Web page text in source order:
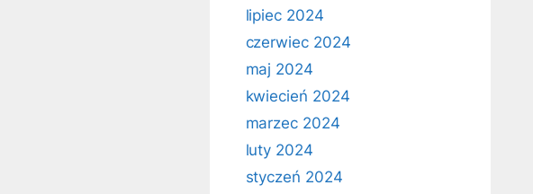
lipiec 2024
czerwiec 2024
maj 2024
kwiecień 2024
marzec 2024
luty 2024
styczeń 2024